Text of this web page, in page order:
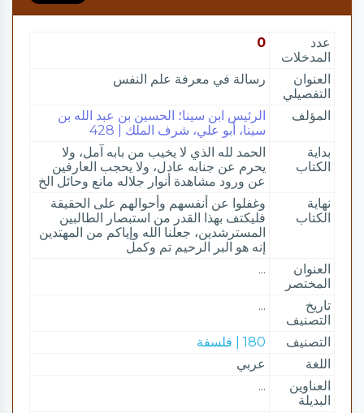
عدد
المدخلات
0
العنوان
التفصيلي
رسالة في معرفة علم النفس
المؤلف
الرئيس ابن سينا؛ الحسين بن عبد الله بن
سينا، أبو علي، شرف الملك | 428
بداية
الكتاب
الحمد لله الذي لا يخيب من بابه آمل، ولا
يحرم عن جنابه عادل، ولا يحجب العارفين
عن ورود مشاهدة أنوار جلاله مانع وحائل الخ
نهاية
الكتاب
وغفلوا عن أنفسهم وأحوالهم على الحقيقة
فليكتف بهذا القدر من استبصار الطالبين
المسترشدين، جعلنا الله وإياكم من المهتدين
إنه هو البر الرحيم تم وكمل
العنوان
المختصر
...
تاريخ
التصنيف
...
التصنيف
180 | فلسفة
اللغة
عربي
العناوين
البديلة
...